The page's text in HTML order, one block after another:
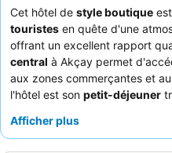
Cet hôtel de style boutique
touristes en quête d'une
offrant un excellent rapport
central à Akçay permet
aux zones commerçantes et
l'hôtel est son petit-déjeuner
clients louent constamment le
Afficher plus